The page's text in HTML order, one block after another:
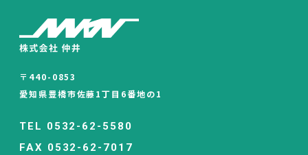
〒440-0853
愛知県豊橋市佐藤1丁目6番地の1
TEL 0532-62-5580
FAX 0532-62-7017